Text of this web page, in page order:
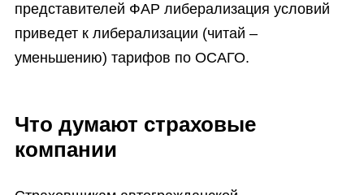
представителей ФАР либерализация условий
приведет к либерализации (читай –
уменьшению) тарифов по ОСАГО.
Что думают страховые
компании